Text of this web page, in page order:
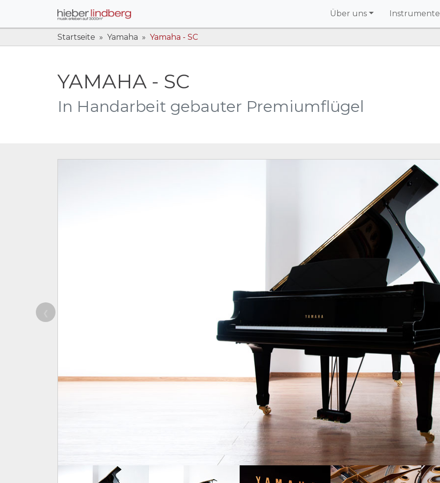
Über uns Instrumente
Startseite Yamaha Yamaha - SC
YAMAHA - SC
In Handarbeit gebauter Premiumflügel